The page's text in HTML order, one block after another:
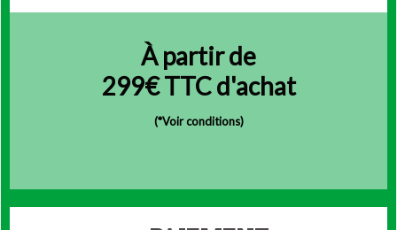
À partir de
299€ TTC d'achat
(*Voir conditions)